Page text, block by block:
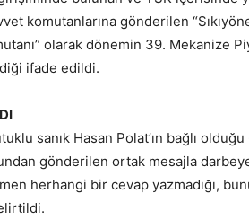
komutanlarına gönderilen
olarak dönemin 39. Mekanize
ifade edildi.
sanık Hasan Polat’ın bağlı
gönderilen ortak mesajla
herhangi bir cevap yazmadığı,